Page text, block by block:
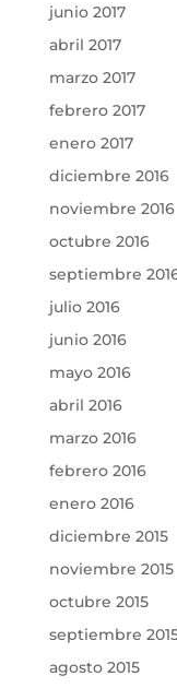
junio 2017
abril 2017
marzo 2017
febrero 2017
enero 2017
diciembre 2016
noviembre 2016
octubre 2016
septiembre
julio 2016
junio 2016
mayo 2016
abril 2016
marzo 2016
febrero 2016
enero 2016
diciembre 2015
noviembre 2015
octubre 2015
septiembre
agosto 2015